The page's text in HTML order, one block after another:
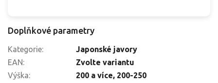
Doplňkové parametry
Kategorie:
Japonské javory
EAN:
Zvolte variantu
Výška: 200 a více, 200-250